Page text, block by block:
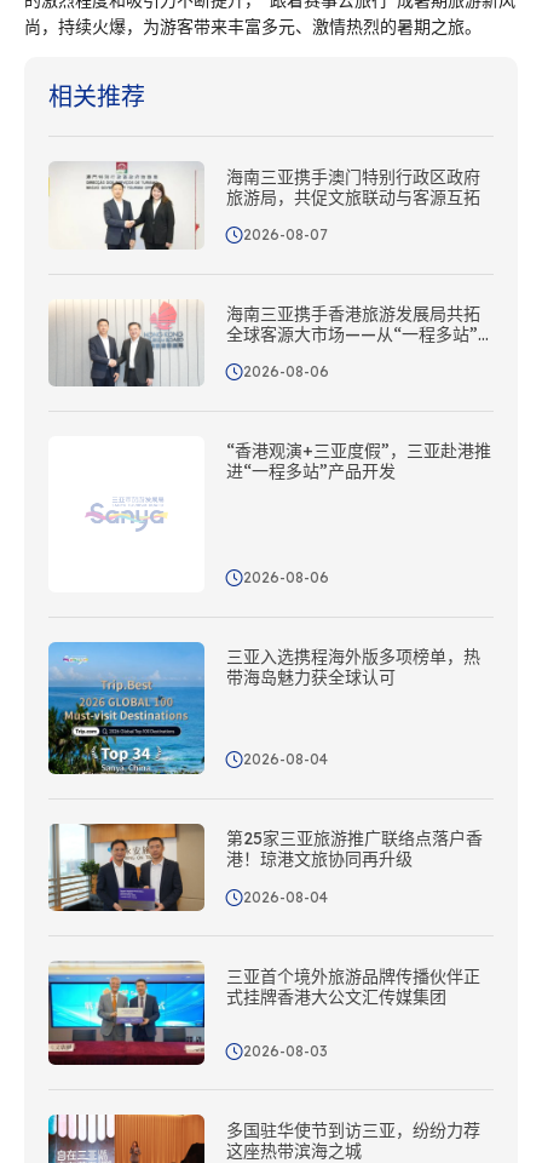
尚，持续火爆，为游客带来丰富多元、激情热烈的暑期之旅。
相关推荐
海南三亚携手澳门特别行政区政府
旅游局，共促文旅联动与客源互拓
2026-08-07
海南三亚携手香港旅游发展局共拓
全球客源大市场——从“一程多站”
2026-08-06
“香港观演+三亚度假”，三亚赴港推
进“一程多站”产品开发
2026-08-06
三亚入选携程海外版多项榜单，热
带海岛魅力获全球认可
2026-08-04
第25家三亚旅游推广联络点落户香
港！琼港文旅协同再升级
2026-08-04
三亚首个境外旅游品牌传播伙伴正
式挂牌香港大公文汇传媒集团
2026-08-03
多国驻华使节到访三亚，纷纷力荐
这座热带滨海之城